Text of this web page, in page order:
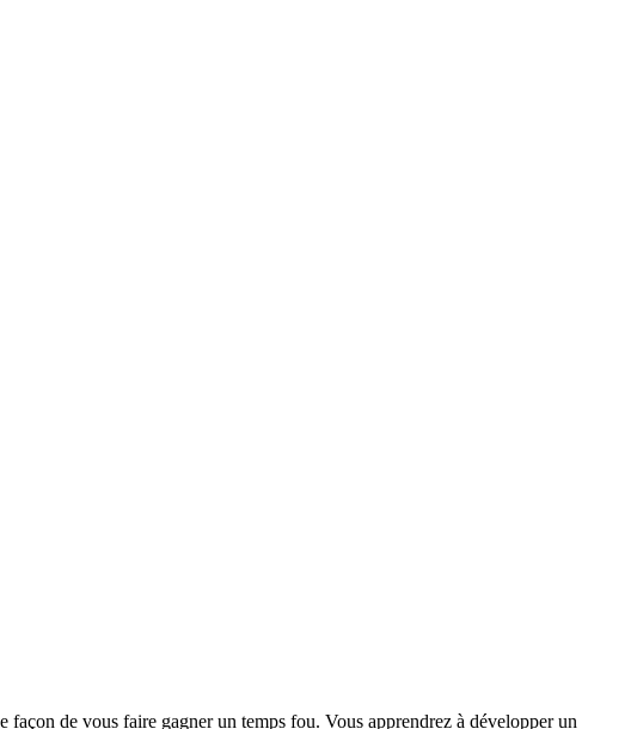
façon de vous faire gagner un temps fou. Vous apprendrez à développer un